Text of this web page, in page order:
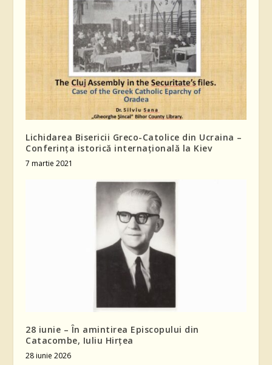
Lichidarea Bisericii Greco-Catolice din Ucraina –
Conferinţa istorică internaţională la Kiev
7 martie 2021
28 iunie – În amintirea Episcopului din
Catacombe, Iuliu Hirțea
28 iunie 2026